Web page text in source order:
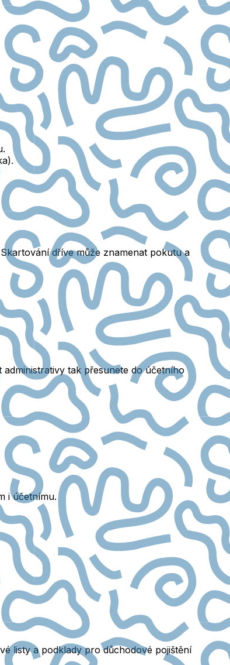
dříve může znamenat pokutu a
administrativy tak přesunete do účetního
i účetnímu.
listy a podklady pro důchodové pojištění